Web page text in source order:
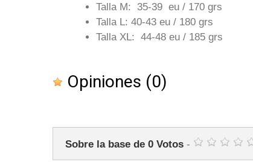
Talla M: 35-39 eu / 170 grs
Talla L: 40-43 eu / 180 grs
Talla XL: 44-48 eu / 185 grs
Opiniones (0)
Sobre la base de 0 Votos -